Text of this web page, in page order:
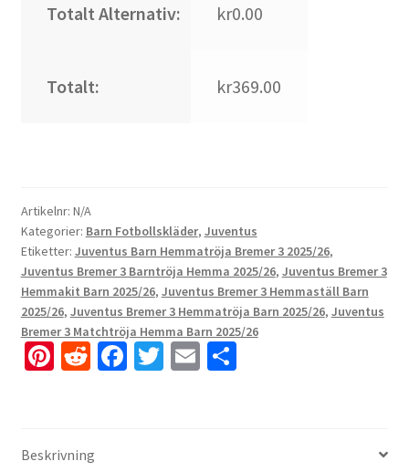
Totalt Alternativ: kr0.00
Totalt: kr369.00
Artikelnr: N/A
Kategorier: Barn Fotbollskläder, Juventus
Etiketter: Juventus Barn Hemmatröja Bremer 3 2025/26,
Juventus Bremer 3 Barntröja Hemma 2025/26, Juventus Bremer 3
Hemmakit Barn 2025/26, Juventus Bremer 3 Hemmaställ Barn
2025/26, Juventus Bremer 3 Hemmatröja Barn 2025/26, Juventus
Bremer 3 Matchtröja Hemma Barn 2025/26
Pi
es
R
di
Fa T E D
Beskrivning